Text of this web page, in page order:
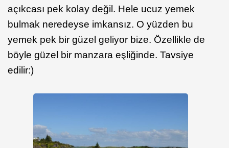
açıkcası pek kolay değil. Hele ucuz yemek
bulmak neredeyse imkansız. O yüzden bu
yemek pek bir güzel geliyor bize. Özellikle de
böyle güzel bir manzara eşliğinde. Tavsiye
edilir:)